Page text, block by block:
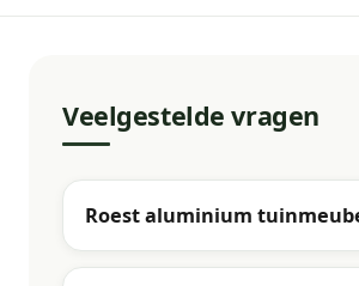
Veelgestelde vragen
Roest aluminium